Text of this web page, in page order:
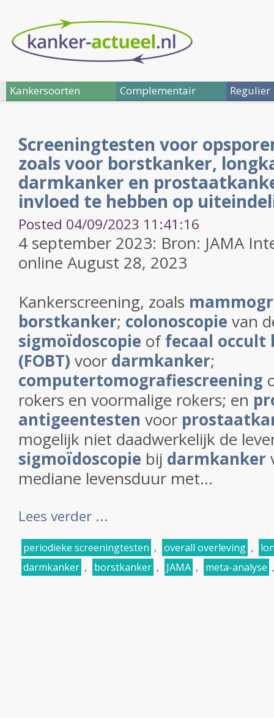
Kankersoorten Complementair Regulier
Screeningtesten voor
zoals voor borstkanker,
darmkanker en
invloed te hebben op
Posted 04/09/2023 11:41:16
4 september 2023: Bron: JAMA
online August 28, 2023
Kankerscreening, zoals
borstkanker; colonoscopie van
sigmoïdoscopie offecaal occult
(FOBT) voor darmkanker;
computertomografiescreening
rokers en voormalige rokers; en
antigeentesten voor
mogelijk niet daadwerkelijk de
sigmoïdoscopie bij darmkanker
mediane levensduur met...
Lees verder ...
periodieke screeningtesten , overall overleving ,
darmkanker , borstkanker , JAMA , meta-analyse